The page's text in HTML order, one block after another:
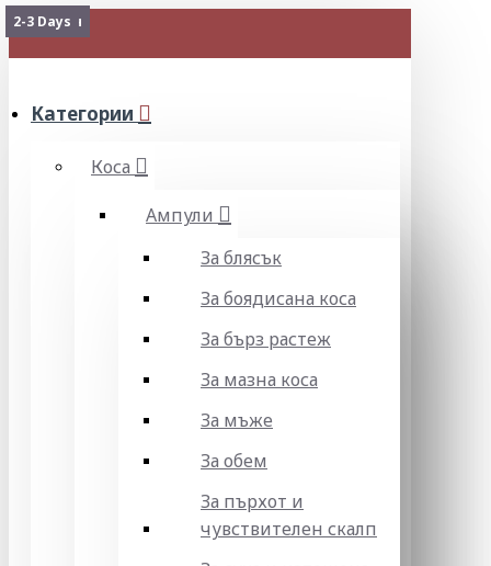
МЕНЮ
Категории
Коса
Ампули
За блясък
За боядисана коса
За бърз растеж
За мазна коса
За мъже
За обем
За пърхот и
чувствителен скалп
Изчерпан
Изчерпан
2-3 Days